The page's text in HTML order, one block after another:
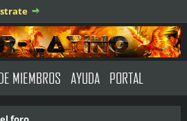
MIEMBROS AYUDA PORTAL